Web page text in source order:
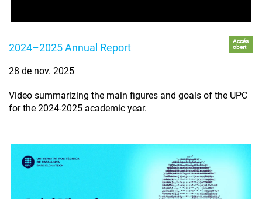
2024–2025 Annual Report
Accés
obert
28 de nov. 2025
Video summarizing the main figures and goals of the UPC
for the 2024-2025 academic year.